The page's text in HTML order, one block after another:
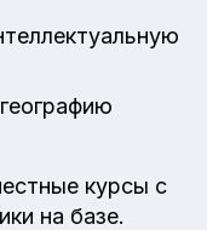
курсы с
на базе.